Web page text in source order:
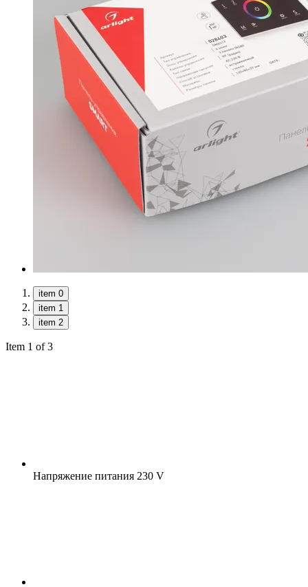
item 0
item 1
item 2
Item 1 of 3
Напряжение питания 230 V